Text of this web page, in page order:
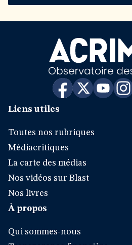
Liens utiles
Toutes nos rubriques
Médiacritiques
La carte des médias
Nos vidéos sur Blast
Nos livres
À propos
Qui sommes-nous